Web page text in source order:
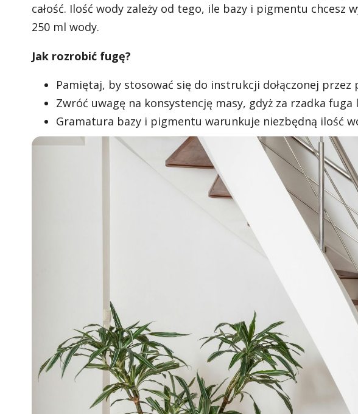
całość. Ilość wody zależy od tego, ile bazy i pigmentu
250 ml wody.
Jak rozrobić fugę?
Pamiętaj, by stosować się do instrukcji dołączonej przez
Zwróć uwagę na konsystencję masy, gdyż za rzadka
Gramatura bazy i pigmentu warunkuje niezbędną ilość